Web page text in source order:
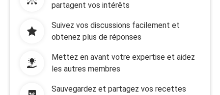
partagent vos intérêts
Suivez vos discussions facilement et
obtenez plus de réponses
Mettez en avant votre expertise et aidez
les autres membres
Sauvegardez et partagez vos recettes